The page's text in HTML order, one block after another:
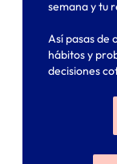
semana y tu
Así pasas de
hábitos y
decisiones